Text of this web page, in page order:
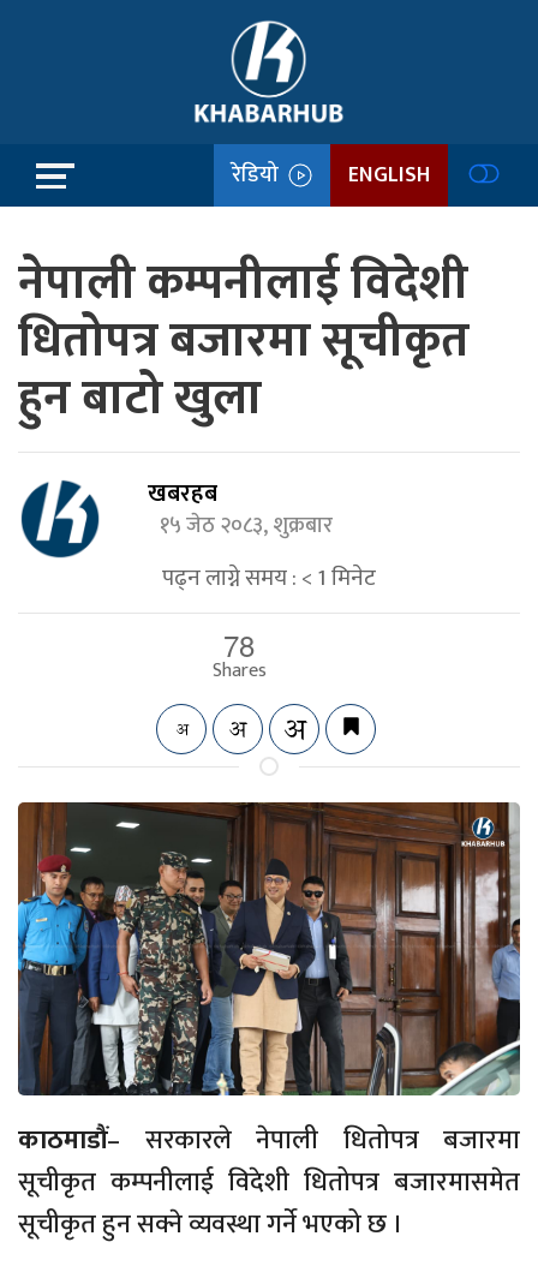
रेडियो ENGLISH
नेपाली कम्पनीलाई विदेशी
धितोपत्र बजारमा सूचीकृत
हुन बाटो खुला
खबरहब
१५ जेठ २०८३, शुक्रबार
पढ्न लाग्ने समय :< 1मिनेट
78
Shares
काठमाडौं– सरकारले नेपाली धितोपत्र बजारमा
सूचीकृत कम्पनीलाई विदेशी धितोपत्र बजारमासमेत
सूचीकृत हुन सक्ने व्यवस्था गर्ने भएको छ ।